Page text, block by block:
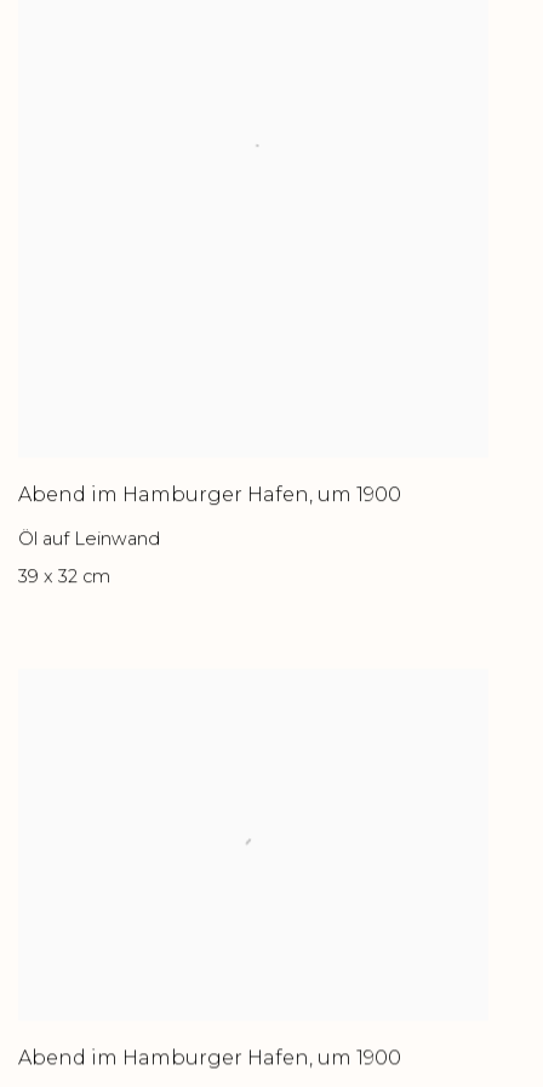
Abend im Hamburger Hafen, um 1900
Öl auf Leinwand
39 x 32 cm
Abend im Hamburger Hafen, um 1900